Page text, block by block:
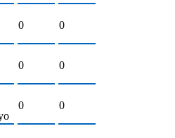
0 0
0 0
0 0